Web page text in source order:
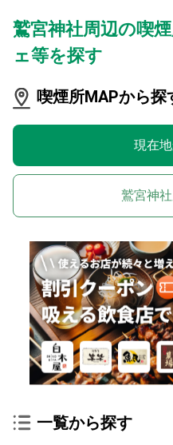
鷲宮神社周辺の喫
ェ等を探す
喫煙所MAPから探
現在
鷲宮神
一覧から探す